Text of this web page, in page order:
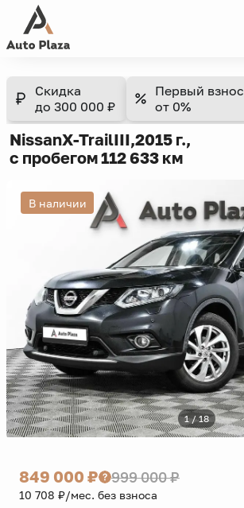
Скидка
до 300 000 ₽
Первый взнос
от 0%
NissanX-TrailIII,2015 г.,
с пробегом 112 633 км
В наличии
1 / 18
849 000 ₽ 999 000 ₽
10 708 ₽/мес. без взноса